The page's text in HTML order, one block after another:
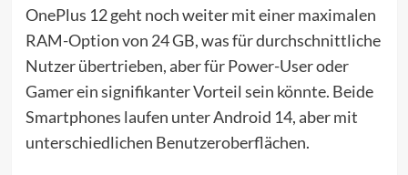
OnePlus 12 geht noch weiter mit einer maximalen
RAM-Option von 24 GB, was für durchschnittliche
Nutzer übertrieben, aber für Power-User oder
Gamer ein signifikanter Vorteil sein könnte. Beide
Smartphones laufen unter Android 14, aber mit
unterschiedlichen Benutzeroberflächen.